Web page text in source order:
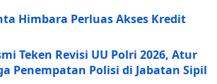
Himbara Perluas Akses Kredit
Teken Revisi UU Polri 2026, Atur
Penempatan Polisi di Jabatan Sipil